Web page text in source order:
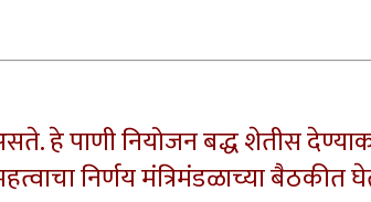
हे पाणी नियोजन बद्ध शेतीस
निर्णय मंत्रिमंडळाच्या बैठकीत